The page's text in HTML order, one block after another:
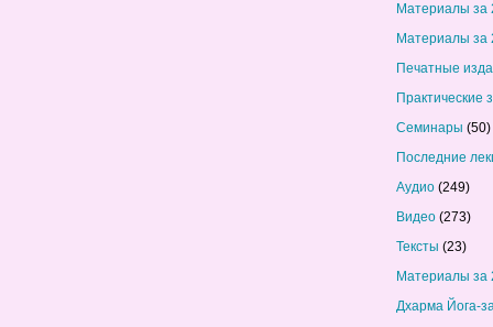
Материалы за
Материалы за
Печатные
Практические
Семинары (50)
Последние
Аудио (249)
Видео (273)
Тексты (23)
Материалы за
Дхарма Йога-